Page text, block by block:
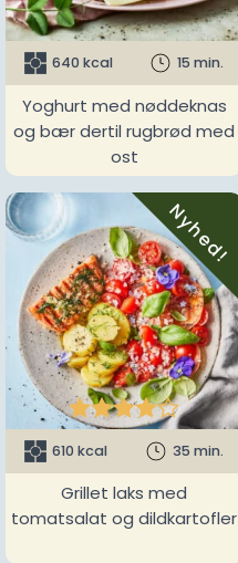
640 kcal 15 min.
Yoghurt med nøddeknas
og bær dertil rugbrød med
ost
Nyhed!

610 kcal 35 min.
Grillet laks med
tomatsalat og dildkartofler